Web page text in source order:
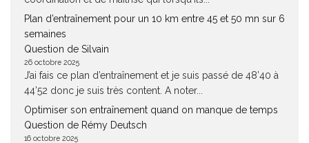
Plan d’entraînement pour un 10 km entre 45 et 50 mn sur 6
semaines
Question de Silvain
26 octobre 2025
J’ai fais ce plan d’entraînement et je suis passé de 48’40 à
44’52 donc je suis très content. A noter...
Optimiser son entraînement quand on manque de temps
Question de Rémy Deutsch
16 octobre 2025